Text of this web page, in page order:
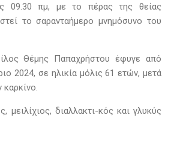
09.30 πμ, με το πέρας της θείας
το σαρανταήμερο μνημόσυνο του
Θέμης Παπαχρήστου έφυγε από
2024, σε ηλικία μόλις 61 ετών, μετά
μειλίχιος, διαλλακτι-κός και γλυκύς